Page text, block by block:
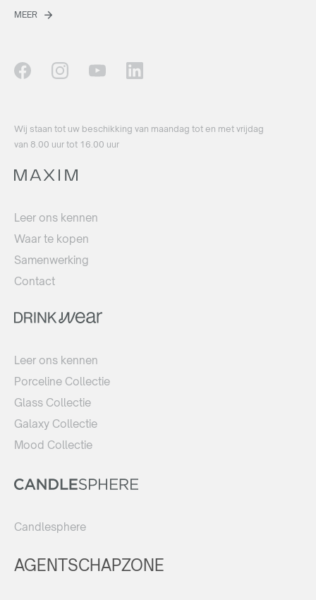
MEER
Wij staan ​​tot uw beschikking van maandag tot en met vrijdag
van 8.00 uur tot 16.00 uur
Leer ons kennen
Waar te kopen
Samenwerking
Contact
Leer ons kennen
Porceline Collectie
Glass Collectie
Galaxy Collectie
Mood Collectie
Candlesphere
AGENTSCHAPZONE